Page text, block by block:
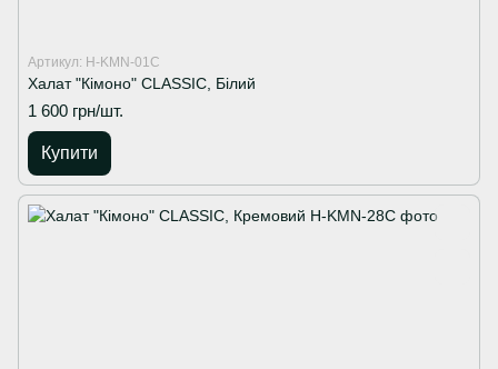
Артикул: H-KMN-01C
Халат "Кімоно" CLASSIC, Білий
1 600 грн/шт.
Купити